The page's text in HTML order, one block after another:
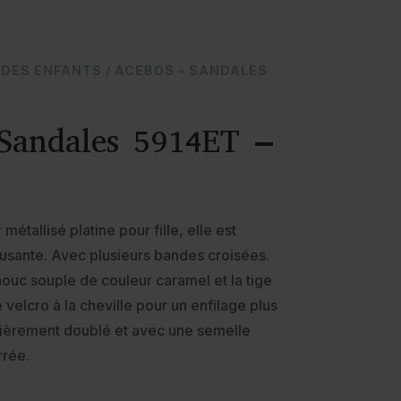
ENFANTS / ACEBOS – SANDALES
5914ET –
métallisé platine pour fille, elle est
Avec plusieurs bandes croisées.
souple de couleur caramel et la tige
velcro à la cheville pour un enfilage plus
doublé et avec une semelle